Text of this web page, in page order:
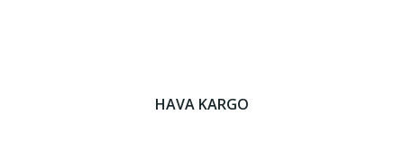
HAVA KARGO